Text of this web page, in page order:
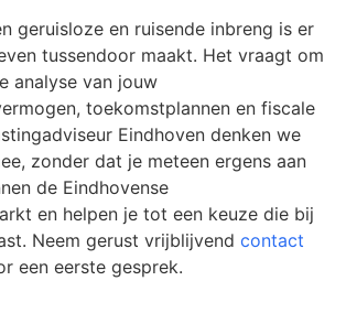
geruisloze en ruisende inbreng is er
tussendoor maakt. Het vraagt om
analyse van jouw
toekomstplannen en fiscale
Eindhoven denken we
zonder dat je meteen ergens aan
de Eindhovense
en helpen je tot een keuze die bij
Neem gerust vrijblijvend contact
een eerste gesprek.